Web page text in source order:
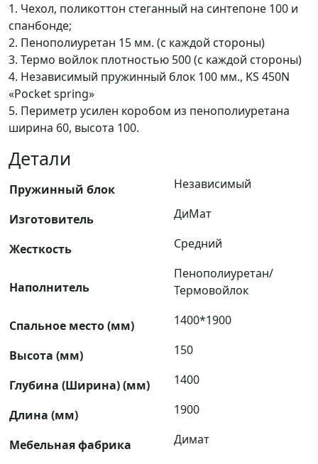
1. Чехол, поликоттон стеганный на синтепоне 100 и
спанбонде;
2. Пенополиуретан 15 мм. (с каждой стороны)
3. Термо войлок плотностью 500 (с каждой стороны)
4. Независимый пружинный блок 100 мм., KS 450N
«Pocket spring»
5. Периметр усилен коробом из пенополиуретана
ширина 60, высота 100.
Детали
Пружинный блок Независимый
Изготовитель ДиМат
Жесткость Средний
Наполнитель
Пенополиуретан/
Термовойлок
Спальное место (мм) 1400*1900
Высота (мм) 150
Глубина (Ширина) (мм) 1400
Длина (мм) 1900
Мебельная фабрика
Димат